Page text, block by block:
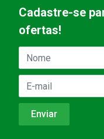
Cadastre-se
ofertas!